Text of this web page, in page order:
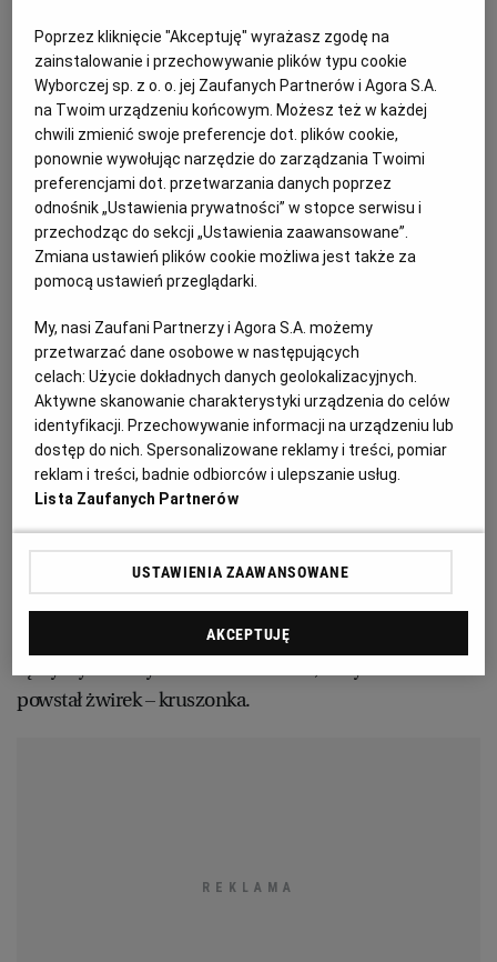
POZNAŃ
RADOM
RYBNIK
RZESZÓW
SZCZECIN
TORUŃ
TRÓJMIASTO
WAŁBRZYCH
WARSZAWA
PODRÓŻE
WIDEO
FORUM
4 łyżki cukru
2 łyżki płatków migdałowych
3 łyżki płatków owsianych
1/3 łyżeczki soli
Jak zrobić crumble z wiśniami:
1. Wiśnie myjemy, drylujemy, układamy w
żaroodpornej formie natłuszczonej masłem.
2. Piekarnik rozgrzewamy do temperatury 190 st.
2. Mąkę mieszamy w misce z cukrem, posiekanymi
płatkami migdałów i płatkami owsianymi.
3. Dodajemy pokrojone kawałeczki zimnego masła i
powstał żwirek – kruszonka.
Poprzez kliknięcie "Akceptuję" wyrażasz zgodę na
zainstalowanie i przechowywanie plików typu cookie
Wyborczej sp. z o. o. jej Zaufanych Partnerów i Agora S.A.
na Twoim urządzeniu końcowym. Możesz też w każdej
chwili zmienić swoje preferencje dot. plików cookie,
ponownie wywołując narzędzie do zarządzania Twoimi
preferencjami dot. przetwarzania danych poprzez
odnośnik „Ustawienia prywatności” w stopce serwisu i
przechodząc do sekcji „Ustawienia zaawansowane”.
Zmiana ustawień plików cookie możliwa jest także za
pomocą ustawień przeglądarki.
My, nasi Zaufani Partnerzy i Agora S.A. możemy
przetwarzać dane osobowe w następujących
celach:Użycie dokładnych danych geolokalizacyjnych.
Aktywne skanowanie charakterystyki urządzenia do celów
identyfikacji. Przechowywanie informacji na urządzeniu lub
dostęp do nich. Spersonalizowane reklamy i treści, pomiar
reklam i treści, badnie odbiorców i ulepszanie usług.
Lista Zaufanych Partnerów
USTAWIENIA ZAAWANSOWANE
AKCEPTUJĘ